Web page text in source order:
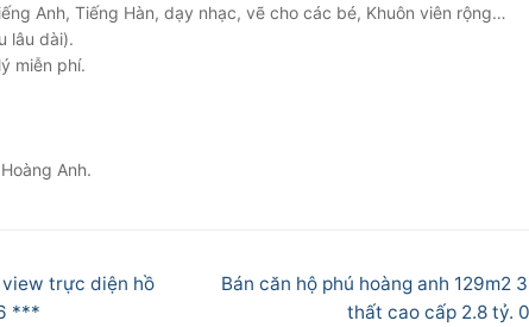
Anh, Tiếng Hàn, dạy nhạc, vẽ cho các bé, Khuôn viên rộng…
lâu dài).
miễn phí.
Anh.
view trực diện hồ
***
Next
Bán căn hộ phú hoàng anh 129m2
thất cao cấp 2.8 tỷ.